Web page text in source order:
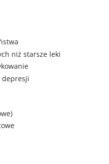
niż starsze leki
depresji